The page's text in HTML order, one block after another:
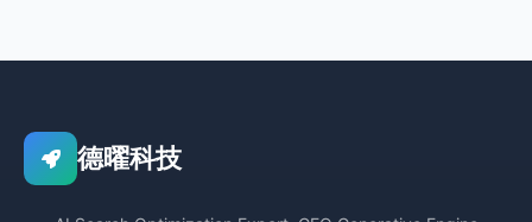
德曜科技